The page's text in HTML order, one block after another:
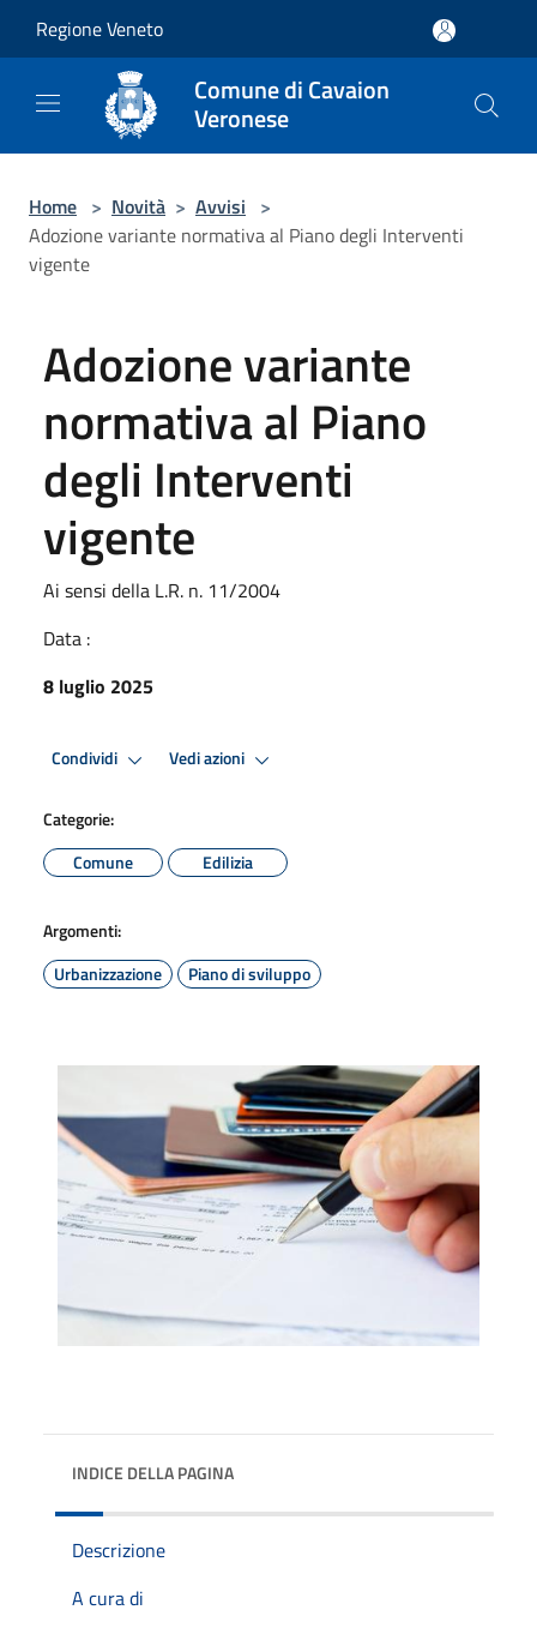
Regione Veneto
Comune di Cavaion
Veronese
Home > Novità > Avvisi >
Adozione variante normativa al Piano degli Interventi
vigente
Adozione variante
normativa al Piano
degli Interventi
vigente
Ai sensi della L.R. n. 11/2004
Data :
8 luglio 2025
Condividi Vedi azioni
Categorie:
Comune
Edilizia
Argomenti:
Urbanizzazione
Piano di sviluppo
INDICE DELLA PAGINA
Descrizione
A cura di